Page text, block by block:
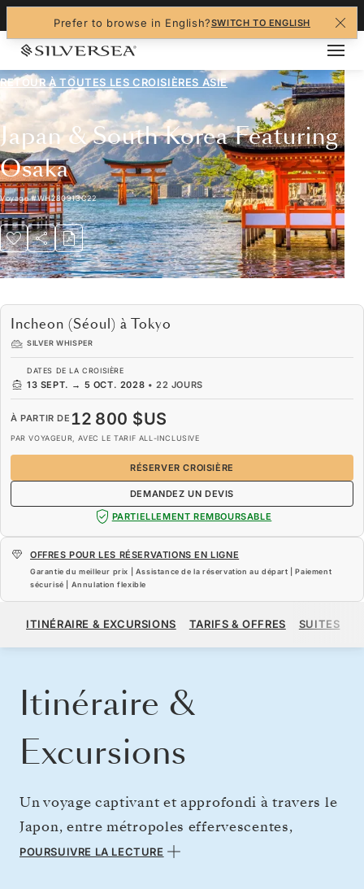
Prefer to browse in English?SWITCH TO ENGLISH
RETOUR À TOUTES LESCROISIÈRES ASIE
Japan & South Korea Featuring
Osaka
Voyage#WH280913C22
Incheon (Séoul) à Tokyo
SILVER WHISPER
DATES DE LA CROISIÈRE
13 SEPT. → 5 OCT. 2028 •22 JOURS
À PARTIR DE 12 800 $US
PAR VOYAGEUR, AVEC LE TARIF ALL-INCLUSIVE
RÉSERVER CROISIÈRE
DEMANDEZ UN DEVIS
PARTIELLEMENT REMBOURSABLE
OFFRES POUR LES RÉSERVATIONS EN LIGNE
Garantie du meilleur prix | Assistance de la réservation au départ | Paiement
sécurisé | Annulation flexible
À PARTIR DE 12 800 $US
ITINÉRAIRE & EXCURSIONS TARIFS & OFFRES SUITES
Itinéraire &
Excursions
Un voyage captivant et approfondi à travers le
Japon, entre métropoles effervescentes,
sanctuaires spirituels et côte sauvage de
POURSUIVRE LA LECTURE